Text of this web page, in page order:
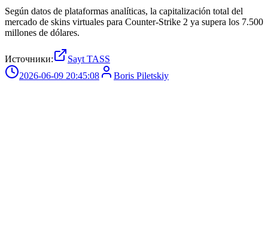
Según datos de plataformas analíticas, la capitalización total del
mercado de skins virtuales para Counter-Strike 2 ya supera los 7.500
millones de dólares.
Источники:
Sayt TASS
2026-06-09 20:45:08
Boris Piletskiy